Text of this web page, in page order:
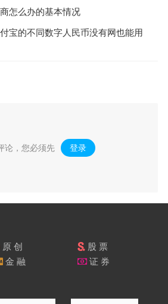
怎么办的基本情况
宝的不同数字人民币没有网也能用
论，您必须先 登录 。
原 创
股 票
金 融
证 券